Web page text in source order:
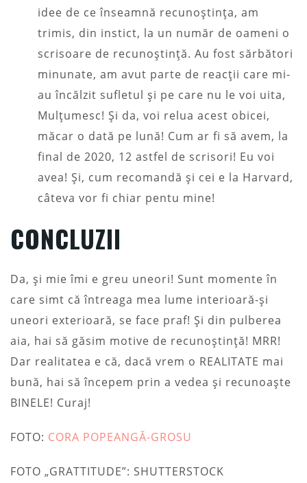
idee de ce înseamnă recunoștința, am
trimis, din instict, la un număr de oameni o
scrisoare de recunoștință. Au fost sărbători
minunate, am avut parte de reacții care mi-
au încălzit sufletul și pe care nu le voi uita,
Mulțumesc! Și da, voi relua acest obicei,
măcar o dată pe lună! Cum ar fi să avem, la
final de 2020, 12 astfel de scrisori! Eu voi
avea! Și, cum recomandă și cei e la Harvard,
câteva vor fi chiar pentu mine!
CONCLUZII
Da, și mie îmi e greu uneori! Sunt momente în
care simt că întreaga mea lume interioară-și
uneori exterioară, se face praf! Și din pulberea
aia, hai să găsim motive de recunoștință! MRR!
Dar realitatea e că, dacă vrem o REALITATE mai
bună, hai să începem prin a vedea și recunoaște
BINELE! Curaj!
FOTO: CORA POPEANGĂ-GROSU
FOTO „GRATTITUDE”: SHUTTERSTOCK